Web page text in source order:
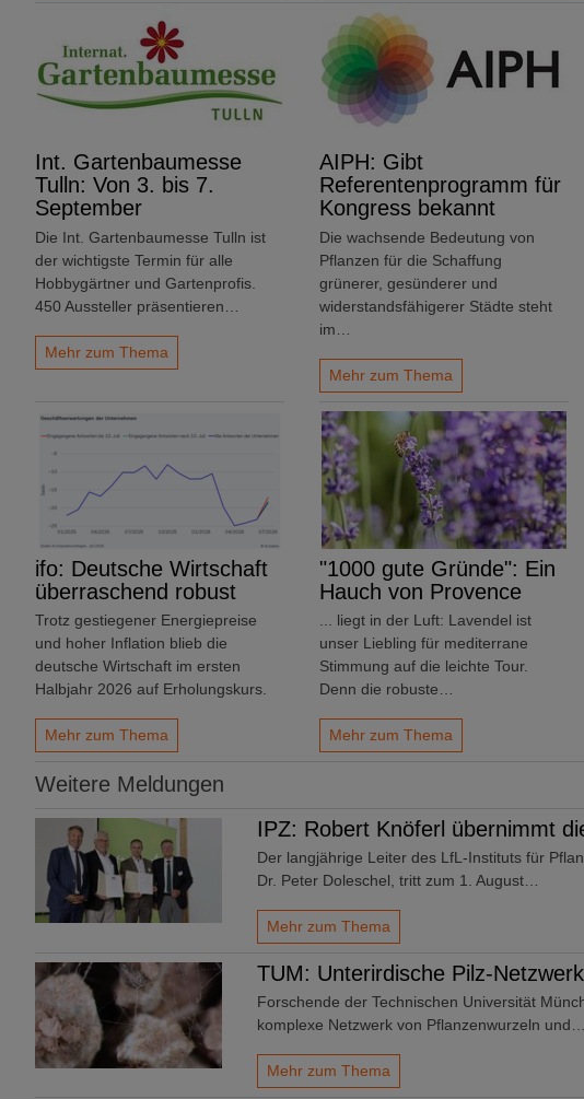
Int. Gartenbaumesse
Tulln: Von 3. bis 7.
September
Die Int. Gartenbaumesse Tulln ist
der wichtigste Termin für alle
Hobbygärtner und Gartenprofis.
450 Aussteller präsentieren…
Mehr zum Thema
AIPH: Gibt
Referentenprogramm für
Kongress bekannt
Die wachsende Bedeutung von
Pflanzen für die Schaffung
grünerer, gesünderer und
widerstandsfähigerer Städte steht
im…
Mehr zum Thema
ifo: Deutsche Wirtschaft
überraschend robust
Trotz gestiegener Energiepreise
und hoher Inflation blieb die
deutsche Wirtschaft im ersten
Halbjahr 2026 auf Erholungskurs.
Mehr zum Thema
"1000 gute Gründe": Ein
Hauch von Provence
... liegt in der Luft: Lavendel ist
unser Liebling für mediterrane
Stimmung auf die leichte Tour.
Denn die robuste…
Mehr zum Thema
Weitere Meldungen
IPZ: Robert Knöferl übernimmt
Der langjährige Leiter des LfL-Instituts für
Dr. Peter Doleschel, tritt zum 1. August…
Mehr zum Thema
TUM: Unterirdische Pilz-
Forschende der Technischen Universität
komplexe Netzwerk von Pflanzenwurzeln und…
Mehr zum Thema